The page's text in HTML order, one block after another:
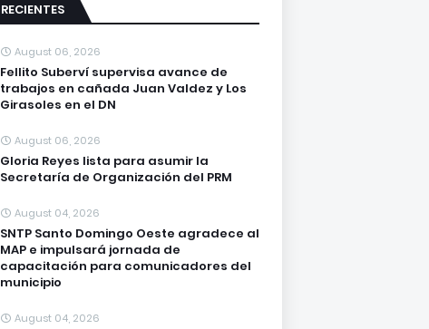
RECIENTES
August 06, 2026
Fellito Suberví supervisa avance de
trabajos en cañada Juan Valdez y Los
Girasoles en el DN
August 06, 2026
Gloria Reyes lista para asumir la
Secretaría de Organización del PRM
August 04, 2026
SNTP Santo Domingo Oeste agradece al
MAP e impulsará jornada de
capacitación para comunicadores del
municipio
August 04, 2026